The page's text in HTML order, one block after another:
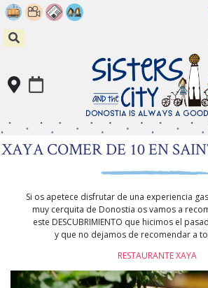
Skip
to
content
XAYA COMER DE 10 EN
Si os apetece disfrutar de una experiencia
muy cerquita de Donostia os vamos a
este DESCUBRIMIENTO que hicimos el
y que no dejamos de recomendar a
RESTAURANTE XAYA